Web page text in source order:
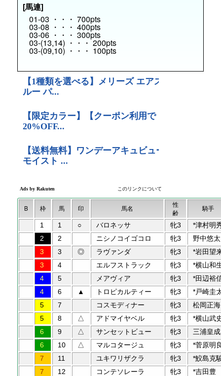
[馬連]
01-03 ・・・ 700pts
03-08 ・・・ 400pts
03-06 ・・・ 300pts
03-(13,14) ・・・ 200pts
03-(09,10) ・・・ 100pts
B 枠 馬 印 馬名
性
齢
騎手
1 1 ○ バロネッサ 牝3
*津村明
2
2 ニシノコイゴコロ 牝3
野中悠太
3
3 ◎ ラヴァンダ 牝3
*岩田望
3
4 エルフストラック 牝3
*横山和
4
5 メアヴィア 牝3
*田辺裕
4
6 ▲ トロピカルティー 牝3
*戸崎圭
5
7 コスモディナー 牝3
松岡正海
5
8 △ アドマイヤベル 牝3
*横山武
6
9 △ サンセットビュー 牝3
三浦皇成
6
10 △ マルコタージュ 牝3
*菅原明
7
11 ユキワリザクラ 牝3
*鮫島克
7
12 コンテソレーラ 牝3
*吉田豊